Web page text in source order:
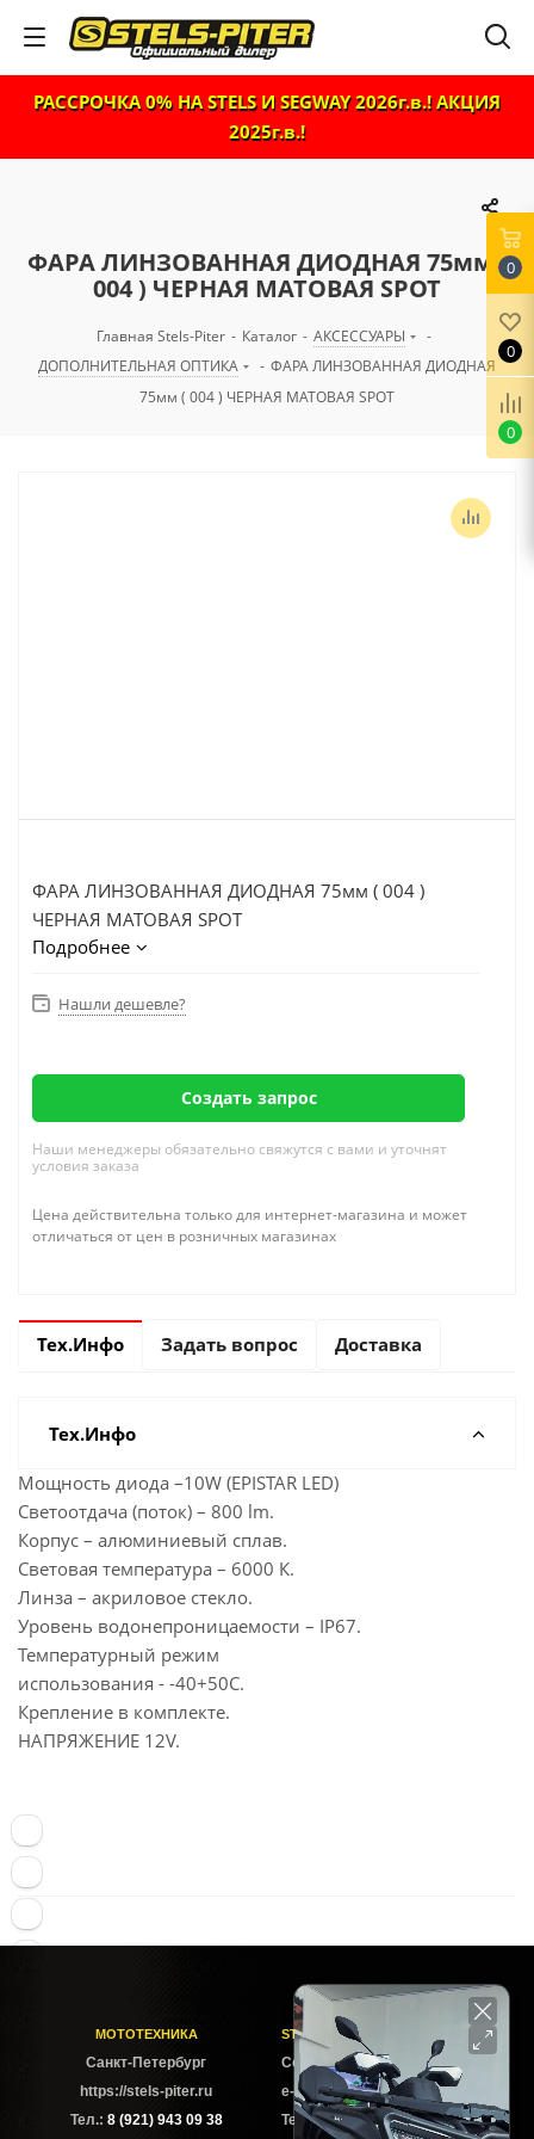
РАССРОЧКА 0% НА STELS И SEGWAY 2026г.в.! АКЦИЯ
2025г.в.!
ФАРА ЛИНЗОВАННАЯ ДИОДНАЯ 75мм (
004 ) ЧЕРНАЯ МАТОВАЯ SPOT
Главная Stels-Piter - Каталог - АКСЕССУАРЫ
-
ДОПОЛНИТЕЛЬНАЯ ОПТИКА
- ФАРА ЛИНЗОВАННАЯ ДИОДНАЯ
75мм ( 004 ) ЧЕРНАЯ МАТОВАЯ SPOT
ФАРА ЛИНЗОВАННАЯ ДИОДНАЯ 75мм ( 004 )
ЧЕРНАЯ МАТОВАЯ SPOT
Подробнее
Нашли дешевле?
Создать запрос
Наши менеджеры обязательно свяжутся с вами и уточнят
условия заказа
Цена действительна только для интернет-магазина и может
отличаться от цен в розничных магазинах
Тех.Инфо Задать вопрос Доставка
Тех.Инфо
Мощность диода –10W (EPISTAR LED)
Светоотдача (поток) – 800 lm.
Корпус – алюминиевый сплав.
Световая температура – 6000 К.
Линза – акриловое стекло.
Уровень водонепроницаемости – IP67.
Температурный режим
использования - -40+50С.
Крепление в комплекте.
НАПРЯЖЕНИЕ 12V.
МОТОТЕХНИКА
Cанкт-Петербург
https://stels-piter.ru
Тел.: 8 (921) 943 09 38
STELS-PITER СОФИЙСКАЯ
Софийская ул. 6Б
e-mail: sales@stels-piter.ru
Тел.:8 (921) 943 09 38
0
0
0